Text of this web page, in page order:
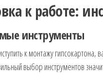
к работе:
инструменты
к монтажу
выбор инструментов